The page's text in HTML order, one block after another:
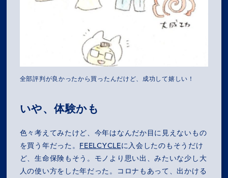
全部評判が良かったから買ったんだけど、成功して嬉しい！
いや、体験かも
色々考えてみたけど、今年はなんだか目に見えないもの
を買う年だった。
FEELCYCLEに入会したのもそうだけ
ど、生命保険もそう。モノより思い出、みたいな少し大
人の使い方をした年だった。コロナもあって、出かける